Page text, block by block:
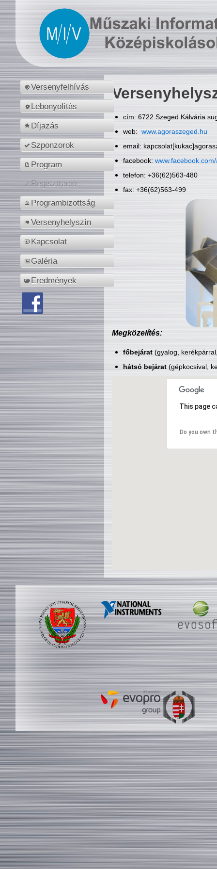
Versenyfelhívás
Lebonyolítás
Díjazás
Szponzorok
Program
Regisztráció
Programbizottság
Versenyhelyszín
Kapcsolat
Galéria
Eredmények
cím: 6722 Szeged Kálvária
web: www.agoraszeged.hu
email:
facebook:
telefon: +36(62)563-480
fax: +36(62)563-499
Megközelítés:
főbejárat(gyalog,
hátsó bejárat(gépkocsival,
This page
Do you own